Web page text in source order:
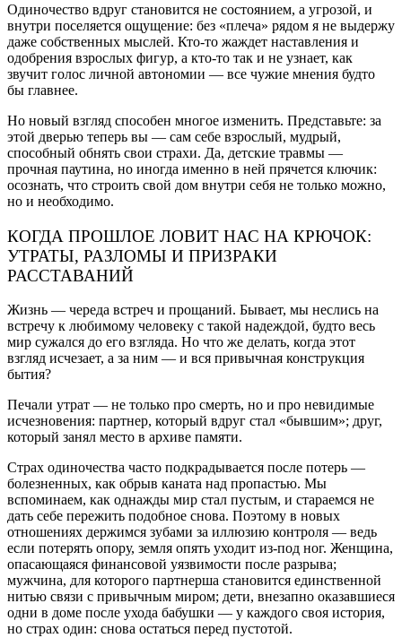
Одиночество вдруг становится не состоянием, а угрозой, и
внутри поселяется ощущение: без «плеча» рядом я не выдержу
даже собственных мыслей. Кто-то жаждет наставления и
одобрения взрослых фигур, а кто-то так и не узнает, как
звучит голос личной автономии — все чужие мнения будто
бы главнее.
Но новый взгляд способен многое изменить. Представьте: за
этой дверью теперь вы — сам себе взрослый, мудрый,
способный обнять свои страхи. Да, детские травмы —
прочная паутина, но иногда именно в ней прячется ключик:
осознать, что строить свой дом внутри себя не только можно,
но и необходимо.
КОГДА ПРОШЛОЕ ЛОВИТ НАС НА КРЮЧОК:
УТРАТЫ, РАЗЛОМЫ И ПРИЗРАКИ
РАССТАВАНИЙ
Жизнь — череда встреч и прощаний. Бывает, мы неслись на
встречу к любимому человеку с такой надеждой, будто весь
мир сужался до его взгляда. Но что же делать, когда этот
взгляд исчезает, а за ним — и вся привычная конструкция
бытия?
Печали утрат — не только про смерть, но и про невидимые
исчезновения: партнер, который вдруг стал «бывшим»; друг,
который занял место в архиве памяти.
Страх одиночества часто подкрадывается после потерь —
болезненных, как обрыв каната над пропастью. Мы
вспоминаем, как однажды мир стал пустым, и стараемся не
дать себе пережить подобное снова. Поэтому в новых
отношениях держимся зубами за иллюзию контроля — ведь
если потерять опору, земля опять уходит из-под ног. Женщина,
опасающаяся финансовой уязвимости после разрыва;
мужчина, для которого партнерша становится единственной
нитью связи с привычным миром; дети, внезапно оказавшиеся
одни в доме после ухода бабушки — у каждого своя история,
но страх один: снова остаться перед пустотой.